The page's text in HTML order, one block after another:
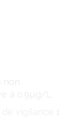
non
à 0.9µg/L